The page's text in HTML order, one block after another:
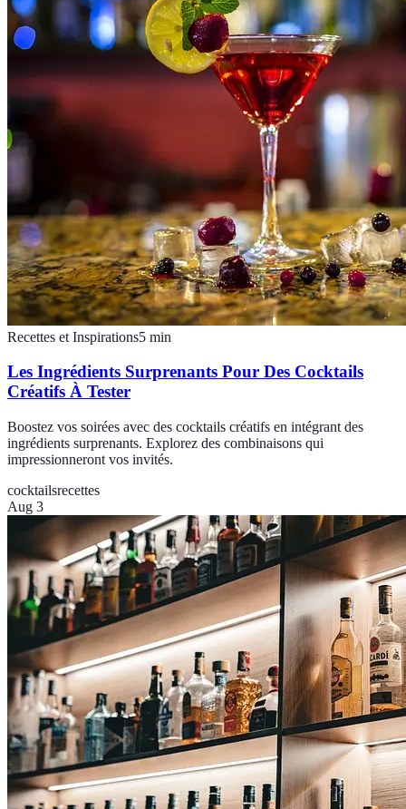
Recettes et Inspirations5 min
Les Ingrédients Surprenants Pour Des Cocktails
Créatifs À Tester
Boostez vos soirées avec des cocktails créatifs en intégrant des
ingrédients surprenants. Explorez des combinaisons qui
impressionneront vos invités.
cocktailsrecettes
Aug 3